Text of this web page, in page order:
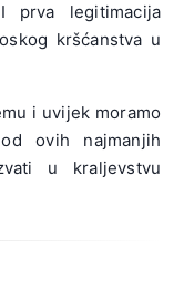
prva legitimacija
kršćanstva u
i uvijek moramo
ovih najmanjih
u kraljevstvu